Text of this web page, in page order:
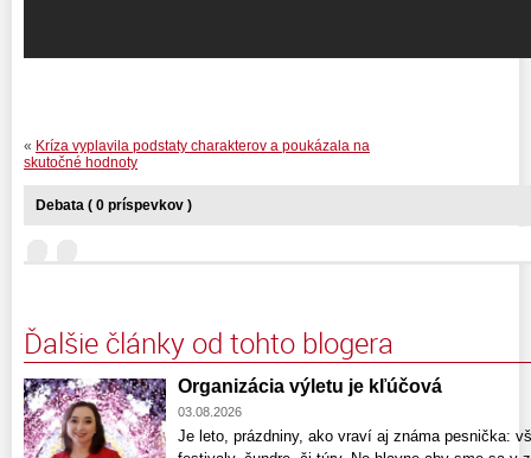
« Kríza vyplavila podstaty charakterov a poukázala na
skutočné hodnoty
Debata ( 0 príspevkov )
Ďalšie články od tohto blogera
Organizácia výletu je kľúčová
03.08.2026
Je leto, prázdniny, ako vraví aj známa pesnička: